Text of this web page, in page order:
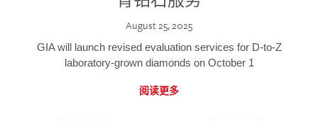
August 25, 2025
GIA will launch revised evaluation services for D-to-Z
laboratory-grown diamonds on October 1
阅读更多